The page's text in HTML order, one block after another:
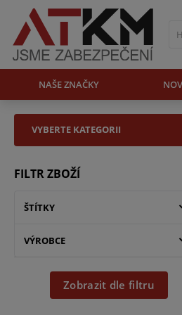
NAŠE ZNAČKY
VYBERTE KATEGORII
FILTR ZBOŽÍ
ŠTÍTKY
VÝROBCE
Zobrazit dle filtru